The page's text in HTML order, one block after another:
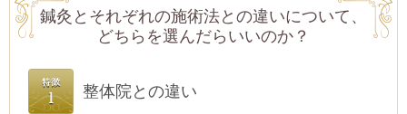
鍼灸とそれぞれの施術法との違いについて、
どちらを選んだらいいのか？
整体院との違い